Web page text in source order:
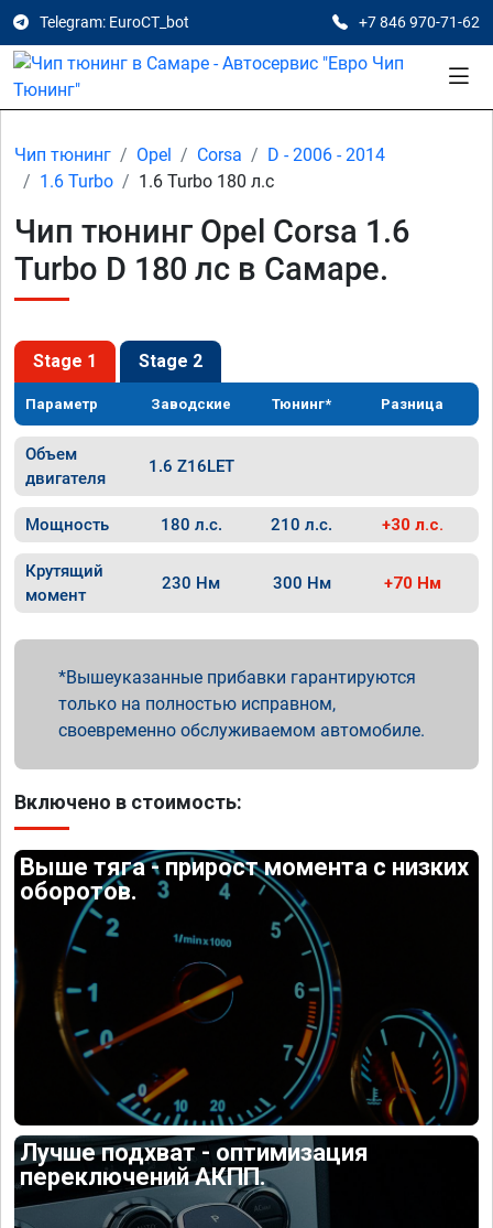
Telegram: EuroCT_bot +7 846 970-71-62
Чип тюнинг Opel Corsa
D - 2006 - 2014
1.6 Turbo
1.6 Turbo 180 л.с
Чип тюнинг Opel Corsa 1.6
Turbo D 180 лс в Самаре.
Stage 1 Stage 2
Параметр Заводские Тюнинг* Разница
Объем
двигателя
1.6 Z16LET
Мощность 180 л.с. 210 л.с. +30 л.с.
Крутящий
момент
230 Нм 300 Нм +70 Нм
Вышеуказанные прибавки гарантируются
только на полностью исправном,
своевременно обслуживаемом автомобиле.
Включено в стоимость:
Выше тяга - прирост момента с низких
оборотов.
Лучше подхват - оптимизация
переключений АКПП.